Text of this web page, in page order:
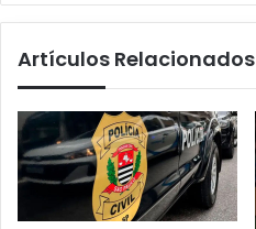
Artículos Relacionados